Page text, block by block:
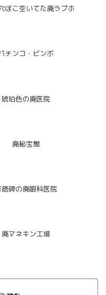
ぼこ空いてた廃ラブホ
チンコ・ビンボ
琥珀色の廃医院
廃秘宝館
徳碑の廃眼科医院
廃マネキン工場